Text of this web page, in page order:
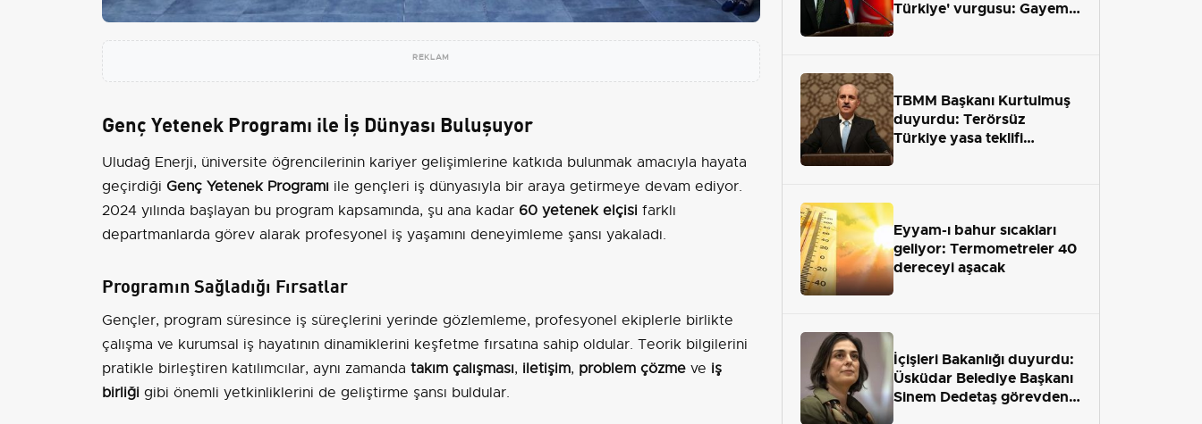
REKLAM
Genç Yetenek Programı ile İş Dünyası Buluşuyor
Uludağ Enerji, üniversite öğrencilerinin kariyer gelişimlerine katkıda bulunmak amacıyla hayata
geçirdiği Genç Yetenek Programı ile gençleri iş dünyasıyla bir araya getirmeye devam ediyor.
2024 yılında başlayan bu program kapsamında, şu ana kadar 60 yetenek elçisi farklı
departmanlarda görev alarak profesyonel iş yaşamını deneyimleme şansı yakaladı.
Programın Sağladığı Fırsatlar
Gençler, program süresince iş süreçlerini yerinde gözlemleme, profesyonel ekiplerle birlikte
çalışma ve kurumsal iş hayatının dinamiklerini keşfetme fırsatına sahip oldular. Teorik bilgilerini
pratikle birleştiren katılımcılar, aynı zamanda takım çalışması, iletişim, problem çözme ve iş
birliği gibi önemli yetkinliklerini de geliştirme şansı buldular.
Türkiye' vurgusu: Gayemiz
TBMM Başkanı Kurtulmuş
duyurdu: Terörsüz
Türkiye yasa teklifi
Eyyam-ı bahur sıcakları
geliyor: Termometreler 40
dereceyi aşacak
İçişleri Bakanlığı duyurdu:
Üsküdar Belediye Başkanı
Sinem Dedetaş görevden